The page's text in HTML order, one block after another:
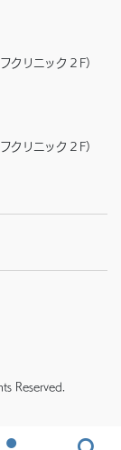
クリニック２F）
クリニック２F）
Reserved.